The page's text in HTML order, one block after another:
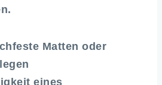
Matten oder
eines